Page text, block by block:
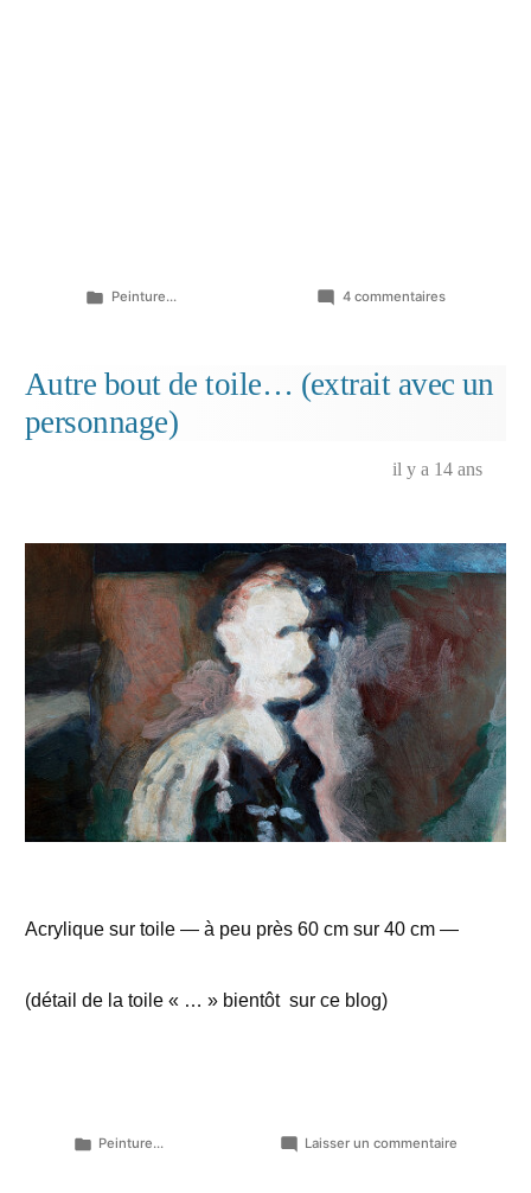
Publié
Peinture... 4 commentairessur
me
l’orgueil
Autre bout de toile… (extrait avec un
personnage)
il y a 14 ans
Acrylique sur toile — à peu près 60 cm sur 40 cm —
(détail de la toile « … » bientôt sur ce blog)
Publié
Peinture... Laisser un commentaire